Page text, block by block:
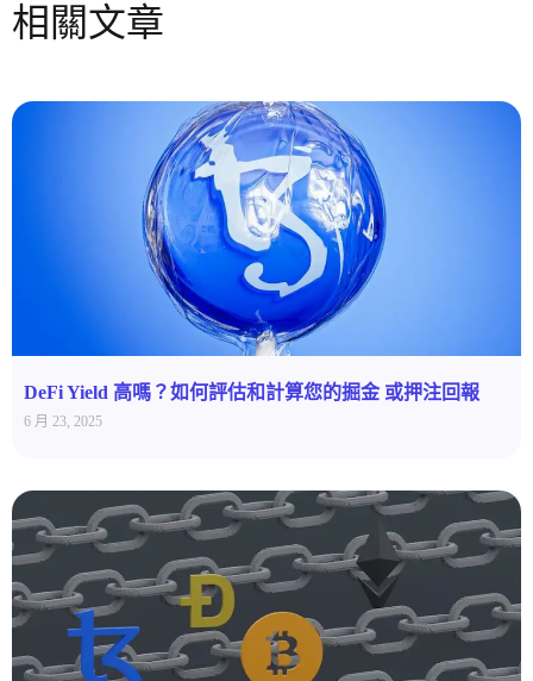
相關文章
DeFi Yield 高嗎？如何評估和計算您的掘金 或押注回報
6 月 23, 2025